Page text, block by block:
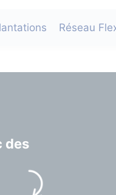
Réseau
des